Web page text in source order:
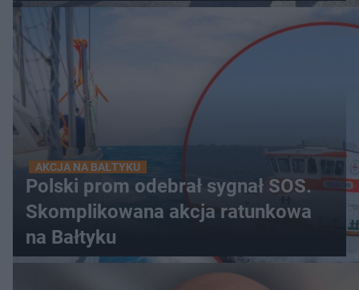
AKCJA NA BAŁTYKU
Polski prom odebrał sygnał SOS.
Skomplikowana akcja ratunkowa
na Bałtyku